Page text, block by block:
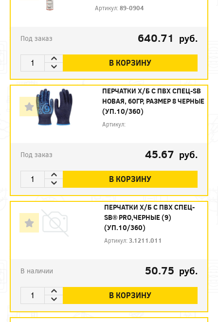
Артикул:89-0904
Под заказ 640.71 руб.
В КОРЗИНУ
ПЕРЧАТКИ Х/Б С ПВХ СПЕЦ-SB
НОВАЯ, 60ГР, РАЗМЕР 8 ЧЕРНЫЕ
(УП.10/360)
Артикул:
Под заказ 45.67 руб.
В КОРЗИНУ
ПЕРЧАТКИ Х/Б С ПВХ СПЕЦ-
SB® PRO,ЧЕРНЫЕ (9)
(УП.10/360)
Артикул: 3.1211.011
В наличии 50.75 руб.
В КОРЗИНУ